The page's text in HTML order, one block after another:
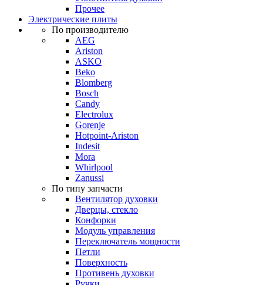
Прочее
Электрические плиты
По производителю
AEG
Ariston
ASKO
Beko
Blomberg
Bosch
Candy
Electrolux
Gorenje
Hotpoint-Ariston
Indesit
Mora
Whirlpool
Zanussi
По типу запчасти
Вентилятор духовки
Дверцы, стекло
Конфорки
Модуль управления
Переключатель мощности
Петли
Поверхность
Противень духовки